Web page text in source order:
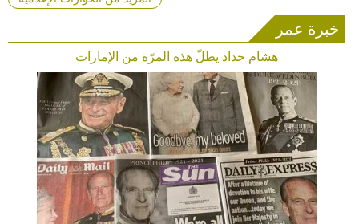
التواصل الاجتماعي.وجيسيكا التي
خبرة عمر
هشام حداد يطلّ هذه المرّة من الإمارات